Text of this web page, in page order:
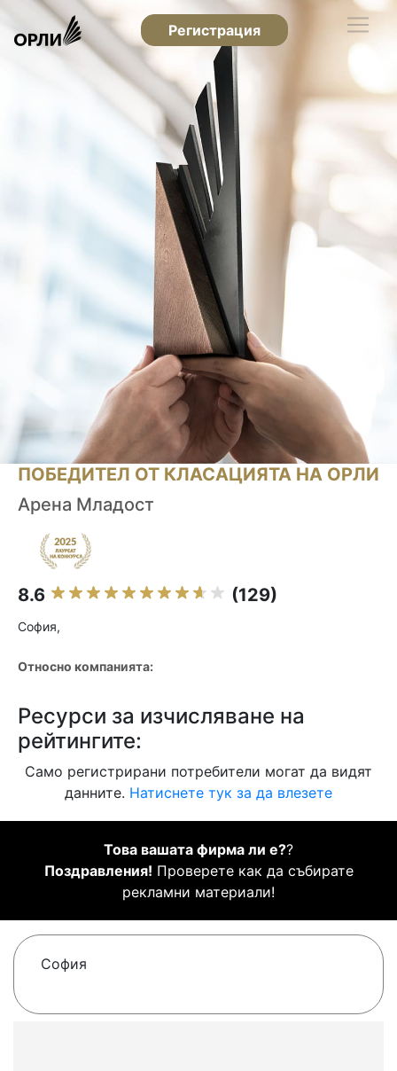
Регистрация
ПОБЕДИТЕЛ ОТ КЛАСАЦИЯТА НА ОРЛИ
Арена Младост
8.6 (129)
София,
Относно компанията:
Ресурси за изчисляване на
рейтингите:
Само регистрирани потребители могат да видят
данните. Натиснете тук за да влезете
Това вашата фирма ли е??
Поздравления! Проверете как да събирате
рекламни материали!
София